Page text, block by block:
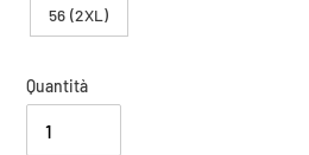
56 (2XL)
Quantità